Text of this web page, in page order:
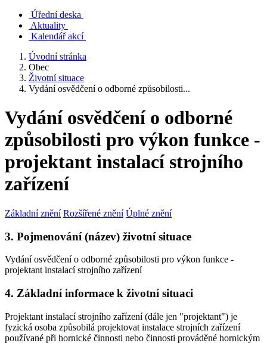
Úřední deska
Aktuality
Kalendář akcí
Úvodní stránka
Obec
Životní situace
Vydání osvědčení o odborné způsobilosti...
Vydání osvědčení o odborné
způsobilosti pro výkon funkce -
projektant instalací strojního
zařízení
Základní znění Rozšířené znění Úplné znění
3. Pojmenování (název) životní situace
Vydání osvědčení o odborné způsobilosti pro výkon funkce -
projektant instalací strojního zařízení
4. Základní informace k životní situaci
Projektant instalací strojního zařízení (dále jen "projektant") je
fyzická osoba způsobilá projektovat instalace strojních zařízení
používané při hornické činnosti nebo činnosti prováděné hornickým